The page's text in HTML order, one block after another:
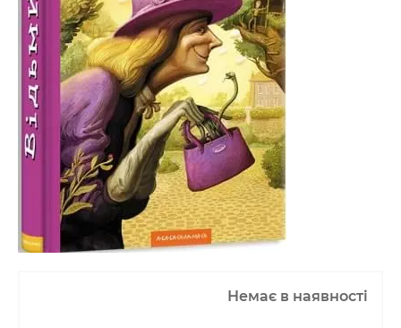
Немає в наявності